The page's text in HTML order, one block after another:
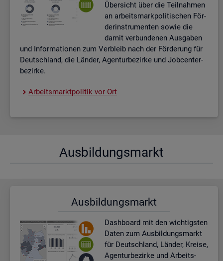
Über­sicht über die Teil­nah­men
an ar­beits­mark­po­li­ti­schen För­
der­instru­men­ten sowie die
damit ver­bun­de­nen Aus­ga­ben
und In­for­ma­tio­nen zum Ver­bleib nach der För­de­rung für
Deutsch­land, die Län­der, Agen­tur­be­zir­ke und Job­cent­er­
be­zir­ke.
Ar­beits­markt­po­li­tik vor Ort
Aus­bil­dungs­markt
Aus­bil­dungs­markt
Dash­board mit den wich­tigs­ten
Daten zum Aus­bil­dungs­markt
für Deutsch­land, Län­der, Krei­se,
Agen­tur­be­zir­ke und Ar­beits­